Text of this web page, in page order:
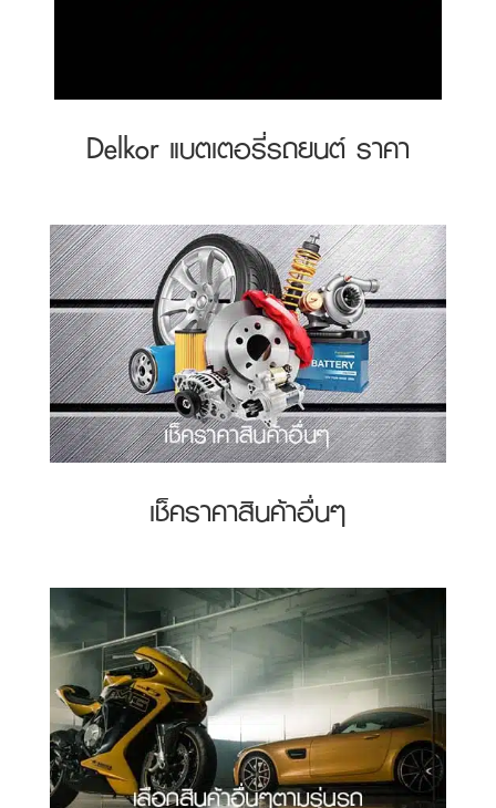
Delkor แบตเตอรี่รถยนต์ ราคา
เช็คราคาสินค้าอื่นๆ